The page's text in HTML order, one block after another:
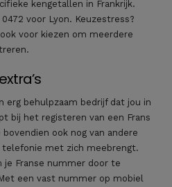
kengetallen in Frankrijk.
voor Lyon. Keuzestress?
voor kiezen om meerdere
erg behulpzaam bedrijf dat jou in
bij het registeren van een Frans
ook nog van andere
met zich meebrengt.
je Franse nummer door te
een vast nummer op mobiel